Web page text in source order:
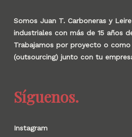
Somos Juan T. Carboneras y
industriales con más de 15 años
Trabajamos por proyecto o
(outsourcing) junto con tu
Síguenos.
Instagram